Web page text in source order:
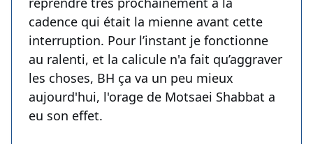
cadence qui était la mienne avant cette
interruption. Pour l’instant je fonctionne
au ralenti, et la calicule n'a fait qu’aggraver
les choses, BH ça va un peu mieux
aujourd'hui, l'orage de Motsaei Shabbat a
eu son effet.